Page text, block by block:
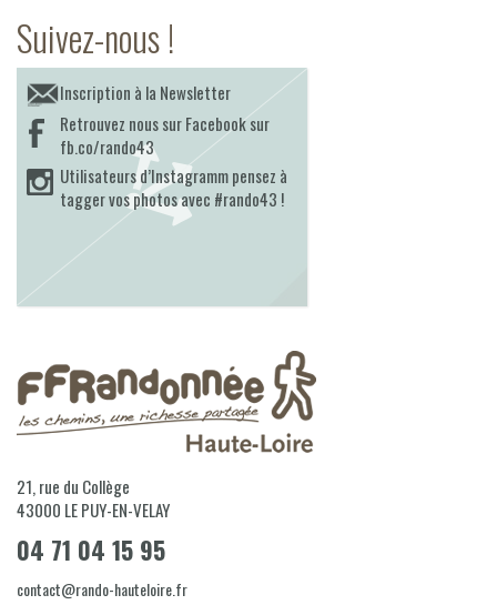
Suivez-nous !
Inscription à la Newsletter
Retrouvez nous sur Facebook sur
fb.co/rando43
Utilisateurs d’Instagramm pensez à
tagger vos photos avec #rando43 !
21, rue du Collège
43000 LE PUY-EN-VELAY
04 71 04 15 95
contact@rando-hauteloire.fr